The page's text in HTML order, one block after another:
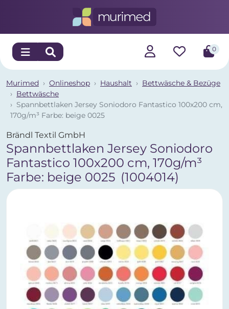
0
Murimed Onlineshop Haushalt
Bettwäsche & Bezüge
Bettwäsche
Spannbettlaken Jersey Soniodoro Fantastico 100x200 cm,
170g/m³ Farbe: beige 0025
Brändl Textil GmbH
Spannbettlaken Jersey Soniodoro
Fantastico 100x200 cm, 170g/m³
Farbe: beige 0025 (1004014)